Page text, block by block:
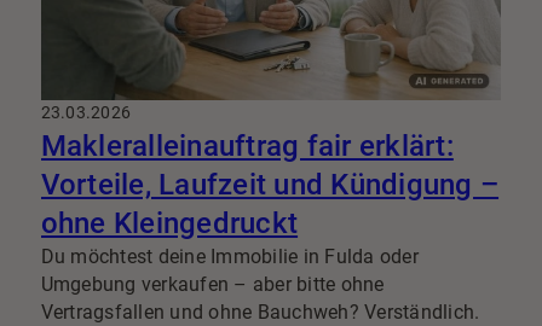
23.03.2026
Makleralleinauftrag fair erklärt:
Vorteile, Laufzeit und Kündigung –
ohne Kleingedruckt
Du möchtest deine Immobilie in Fulda oder
Umgebung verkaufen – aber bitte ohne
Vertragsfallen und ohne Bauchweh? Verständlich.